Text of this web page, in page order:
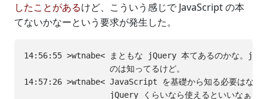
したことがあるけど、こういう感じで JavaScript の本
てないかなーという要求が発生した。
14:56:55 >wtnabe< まともな jQuery 本てあるのかな。
                  のは知ってるけど。
14:57:26 >wtnabe< JavaScript を基礎から知る必要はない
jQuery くらいなら使えるといいなぁと